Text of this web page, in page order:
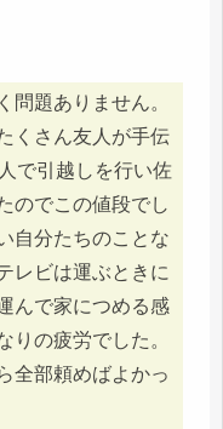
問題ありません。
くさん友人が手伝
で引越しを行い佐
のでこの値段でし
自分たちのことな
レビは運ぶときに
んで家につめる感
りの疲労でした。
全部頼めばよかっ